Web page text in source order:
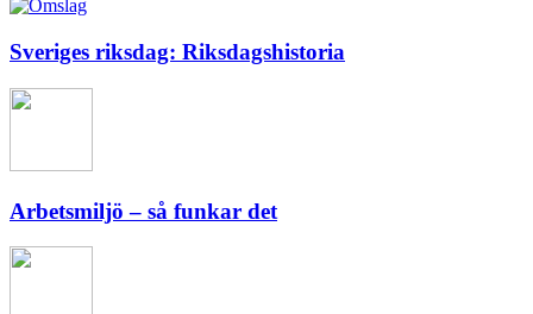
Sveriges riksdag: Riksdagshistoria
Arbetsmiljö – så funkar det